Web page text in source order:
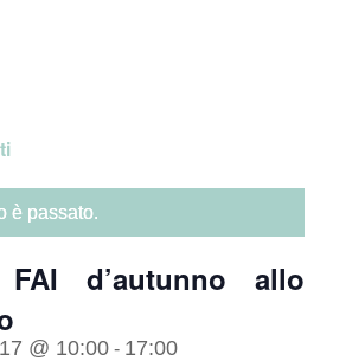
è passato.
FAI d’autunno allo
@ 10:00 - 17:00